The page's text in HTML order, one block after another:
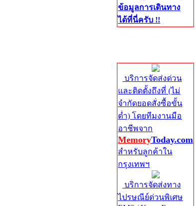
ข้อมูลการเดินทาง
ได้ที่นี่ครับ !!
บริการจัดส่งด่วน
และติดตั้งถึงที่ (ไม่
จำกัดยอดสั่งซื้อขั้น
ต่ำ) โดยทีมงานมือ
อาชีพจาก
MemoryToday.com
สำหรับลูกค้าใน
กรุงเทพฯ
บริการจัดส่งทาง
ไปรษณีย์ด่วนพิเศษ